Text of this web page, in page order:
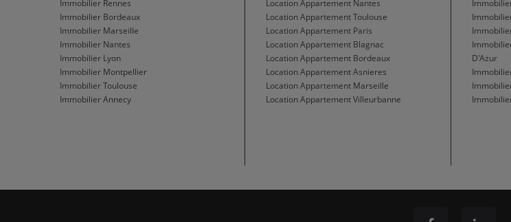
Immobilier Rennes
Immobilier Bordeaux
Immobilier Marseille
Immobilier Nantes
Immobilier Lyon
Immobilier Montpellier
Immobilier Toulouse
Immobilier Annecy
Location Appartement Nantes
Location Appartement Toulouse
Location Appartement Paris
Location Appartement Blagnac
Location Appartement Bordeaux
Location Appartement Asnieres
Location Appartement Marseille
Location Appartement Villeurbanne
D'Azur